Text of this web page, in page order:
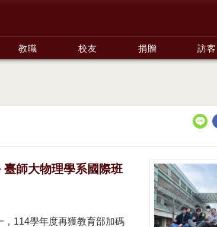
教職 校友 捐贈 訪客
師大物理學系國際班
，114學年度再獲教育部加碼